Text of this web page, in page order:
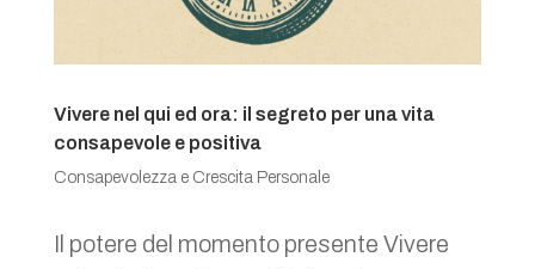
Vivere nel qui ed ora: il segreto per una vita
consapevole e positiva
Consapevolezza e Crescita Personale
Il potere del momento presente Vivere